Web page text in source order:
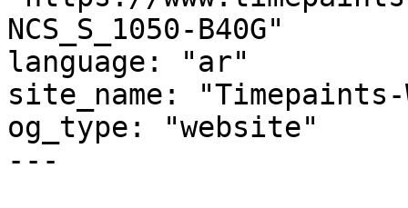
NCS_S_1050-B40G"
language: "ar"
site_name:
og_type: "website"
---